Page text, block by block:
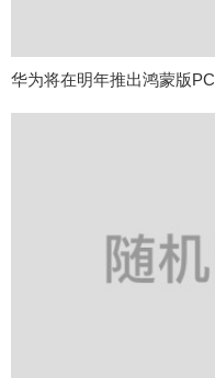
华为将在明年推出鸿蒙版PC